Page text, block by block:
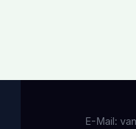
E-Mail: